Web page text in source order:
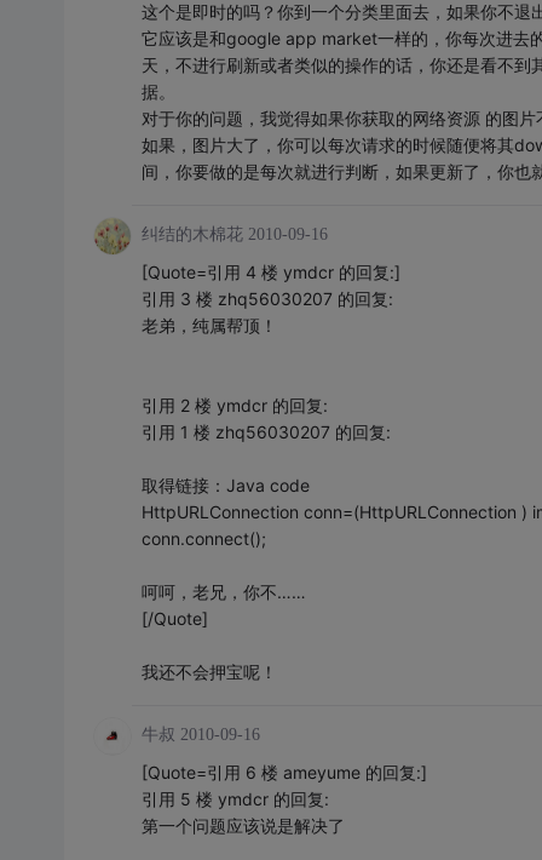
这个是即时的吗？你到一个分类里面去，如果你不退
它应该是和google app market一样的，你每次进去
天，不进行刷新或者类似的操作的话，你还是看不
据。
对于你的问题，我觉得如果你获取的网络资源 的图
如果，图片大了，你可以每次请求的时候随便将其
间，你要做的是每次就进行判断，如果更新了，你也
纠结的木棉花 2010-09-16
[Quote=引用 4 楼 ymdcr 的回复:]
引用 3 楼 zhq56030207 的回复:
老弟，纯属帮顶！
引用 2 楼 ymdcr 的回复:
引用 1 楼 zhq56030207 的回复:
取得链接：Java code
HttpURLConnection conn=(HttpURLConnection )
conn.connect();
呵呵，老兄，你不……
[/Quote]
我还不会押宝呢！
牛叔 2010-09-16
[Quote=引用 6 楼 ameyume 的回复:]
引用 5 楼 ymdcr 的回复:
第一个问题应该说是解决了